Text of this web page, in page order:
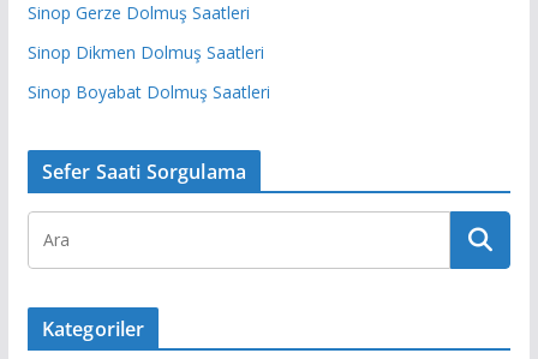
Sinop Gerze Dolmuş Saatleri
Sinop Dikmen Dolmuş Saatleri
Sinop Boyabat Dolmuş Saatleri
Sefer Saati Sorgulama
Kategoriler